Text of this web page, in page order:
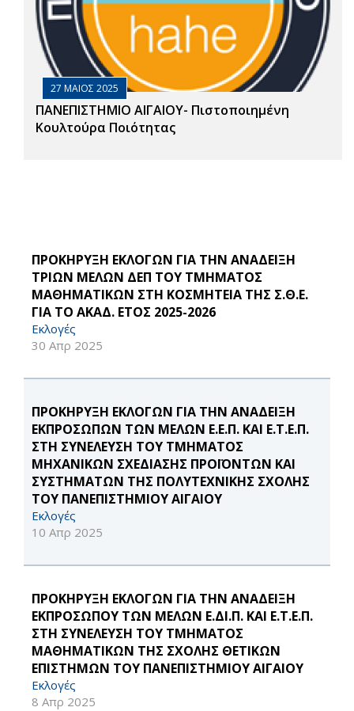
27 ΜΑΙΟΣ 2025
ΠΑΝΕΠΙΣΤΗΜΙΟ ΑΙΓΑΙΟΥ- Πιστοποιημένη
Κουλτούρα Ποιότητας
ΠΡΟΚΗΡΥΞΗ ΕΚΛΟΓΩΝ ΓΙΑ ΤΗΝ ΑΝΑΔΕΙΞΗ
ΤΡΙΩΝ ΜΕΛΩΝ ΔΕΠ ΤΟΥ ΤΜΗΜΑΤΟΣ
ΜΑΘΗΜΑΤΙΚΩΝ ΣΤΗ ΚΟΣΜΗΤΕΙΑ ΤΗΣ Σ.Θ.Ε.
ΓΙΑ ΤΟ ΑΚΑΔ. ΕΤΟΣ 2025-2026
Εκλογές
30 Απρ 2025
ΠΡΟΚΗΡΥΞΗ ΕΚΛΟΓΩΝ ΓΙΑ ΤΗΝ ΑΝΑΔΕΙΞΗ
ΕΚΠΡΟΣΩΠΩΝ ΤΩΝ ΜΕΛΩΝ Ε.Ε.Π. ΚΑΙ Ε.Τ.Ε.Π.
ΣΤΗ ΣΥΝΕΛΕΥΣΗ ΤΟΥ ΤΜΗΜΑΤΟΣ
ΜΗΧΑΝΙΚΩΝ ΣΧΕΔΙΑΣΗΣ ΠΡΟΪΟΝΤΩΝ ΚΑΙ
ΣΥΣΤΗΜΑΤΩΝ ΤΗΣ ΠΟΛΥΤΕΧΝΙΚΗΣ ΣΧΟΛΗΣ
ΤΟΥ ΠΑΝΕΠΙΣΤΗΜΙΟΥ ΑΙΓΑΙΟΥ
Εκλογές
10 Απρ 2025
ΠΡΟΚΗΡΥΞΗ ΕΚΛΟΓΩΝ ΓΙΑ ΤΗΝ ΑΝΑΔΕΙΞΗ
ΕΚΠΡΟΣΩΠΟΥ ΤΩΝ ΜΕΛΩΝ Ε.ΔΙ.Π. ΚΑΙ Ε.Τ.Ε.Π.
ΣΤΗ ΣΥΝΕΛΕΥΣΗ ΤΟΥ ΤΜΗΜΑΤΟΣ
ΜΑΘΗΜΑΤΙΚΩΝ ΤΗΣ ΣΧΟΛΗΣ ΘΕΤΙΚΩΝ
ΕΠΙΣΤΗΜΩΝ ΤΟΥ ΠΑΝΕΠΙΣΤΗΜΙΟΥ ΑΙΓΑΙΟΥ
Εκλογές
8 Απρ 2025